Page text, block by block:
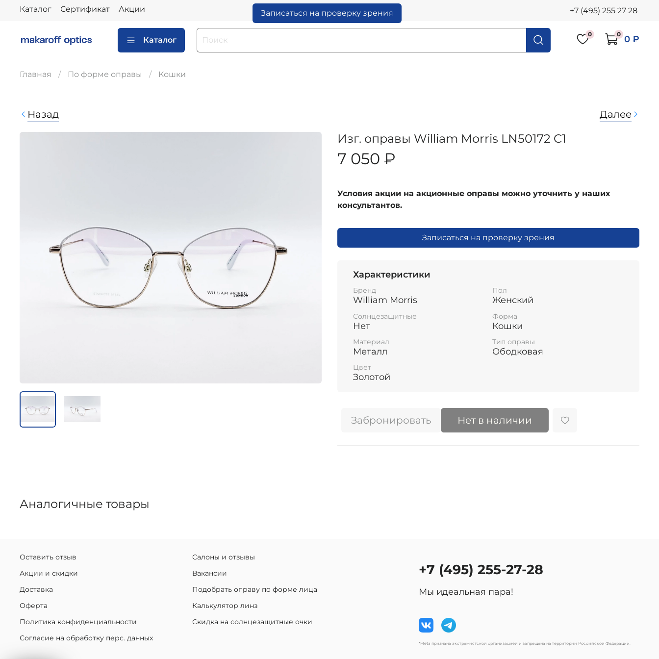
Каталог Сертификат Акции Записаться на проверку зрения +7 (495) 255 27 28
Каталог
0 0 0 ₽
Главная По форме оправы Кошки
Назад Далее
Изг. оправы William Morris LN50172 C1
7 050 ₽
Условия акции на акционные оправы можно уточнить у наших
консультантов.
Записаться на проверку зрения
Характеристики
Бренд
William Morris
Пол
Женский
Солнцезащитные
Нет
Форма
Кошки
Материал
Металл
Тип оправы
Ободковая
Цвет
Золотой
Забронировать Нет в наличии
Аналогичные товары
Оставить отзыв
Акции и скидки
Доставка
Оферта
Политика конфиденциальности
Согласие на обработку перс. данных
Салоны и отзывы
Вакансии
Подобрать оправу по форме лица
Калькулятор линз
Скидка на солнцезащитные очки
+7 (495) 255-27-28
Мы идеальная пара!
*Meta признана экстремистской организацией и запрещена на территории Российской Федерации.